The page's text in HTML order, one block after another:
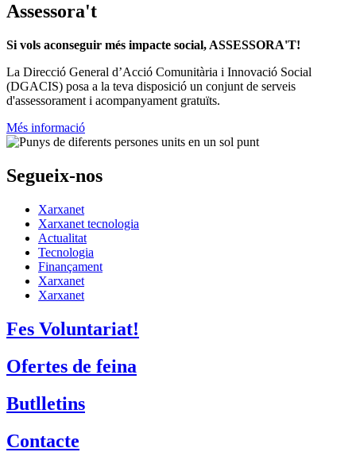
Assessora't
Si vols aconseguir més impacte social, ASSESSORA'T!
La Direcció General d’Acció Comunitària i Innovació Social
(DGACIS) posa a la teva disposició un conjunt de serveis
d'assessorament i acompanyament gratuïts.
Més informació
Segueix-nos
Xarxanet
Xarxanet tecnologia
Actualitat
Tecnologia
Finançament
Xarxanet
Xarxanet
Fes Voluntariat!
Ofertes de feina
Butlletins
Contacte